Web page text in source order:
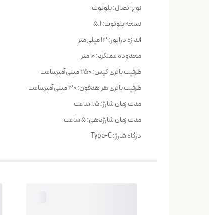
نوع اتصال: بلوتوث
نسخه بلوتوث: ۵.۱
اندازه درایور: ۱۳ میلی‌متر
محدوده عملکرد: ۱۰ متر
ظرفیت باتری کیس: ۲۵۰ میلی‌آمپرساعت
ظرفیت باتری هر هدفون: ۳۰ میلی‌آمپرساعت
مدت زمان شارژ: ۱.۵ ساعت
مدت زمان شارژدهی: ۵ ساعت
درگاه شارژ: Type-C